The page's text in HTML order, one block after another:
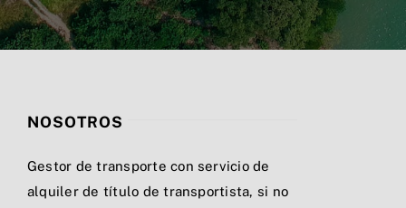
NOSOTROS
Gestor de transporte con servicio de
alquiler de título de transportista, si no